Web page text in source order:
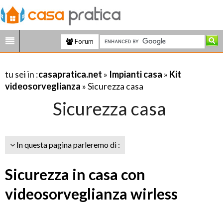
Forum
tu sei in :casapratica.net » Impianti casa » Kit
videosorveglianza » Sicurezza casa
Sicurezza casa
In questa pagina parleremo di :
Sicurezza in casa con
videosorveglianza wirless